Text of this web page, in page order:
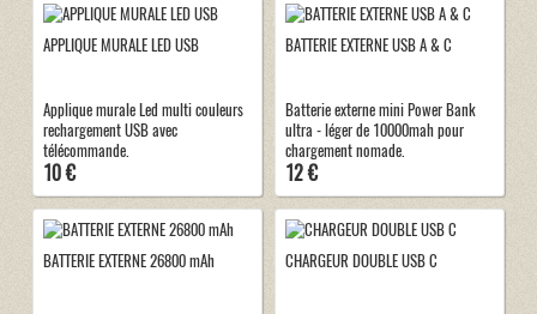
APPLIQUE MURALE LED USB
Applique murale Led multi couleurs
rechargement USB avec
télécommande.
10 €
BATTERIE EXTERNE USB A & C
Batterie externe mini Power Bank
ultra - léger de 10000mah pour
chargement nomade.
12 €
BATTERIE EXTERNE 26800 mAh CHARGEUR DOUBLE USB C